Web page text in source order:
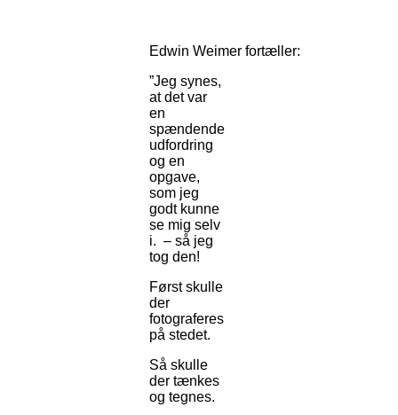
Edwin Weimer fortæller:
”Jeg synes,
at det var
en
spændende
udfordring
og en
opgave,
som jeg
godt kunne
se mig selv
i. – så jeg
tog den!
Først skulle
der
fotograferes
på stedet.
Så skulle
der tænkes
og tegnes.